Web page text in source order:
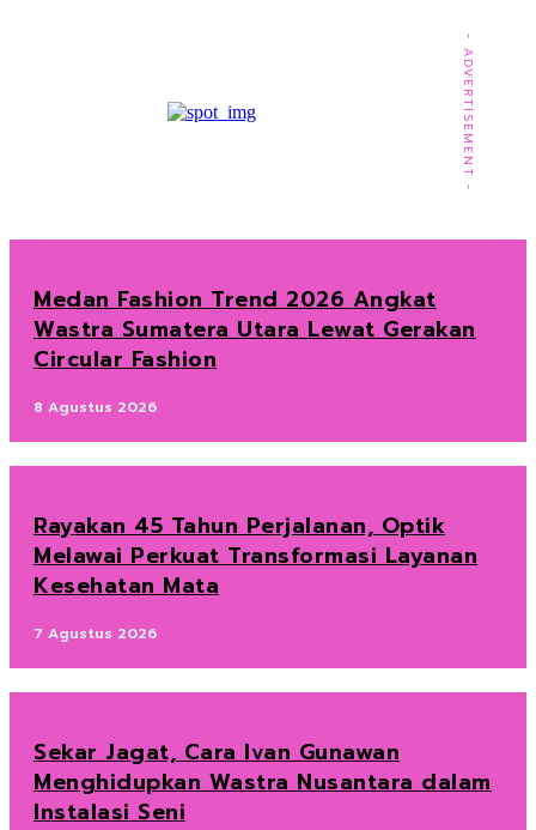
- ADVERTISEMENT -
Medan Fashion Trend 2026 Angkat
Wastra Sumatera Utara Lewat Gerakan
Circular Fashion
8 Agustus 2026
Rayakan 45 Tahun Perjalanan, Optik
Melawai Perkuat Transformasi Layanan
Kesehatan Mata
7 Agustus 2026
Sekar Jagat, Cara Ivan Gunawan
Menghidupkan Wastra Nusantara dalam
Instalasi Seni